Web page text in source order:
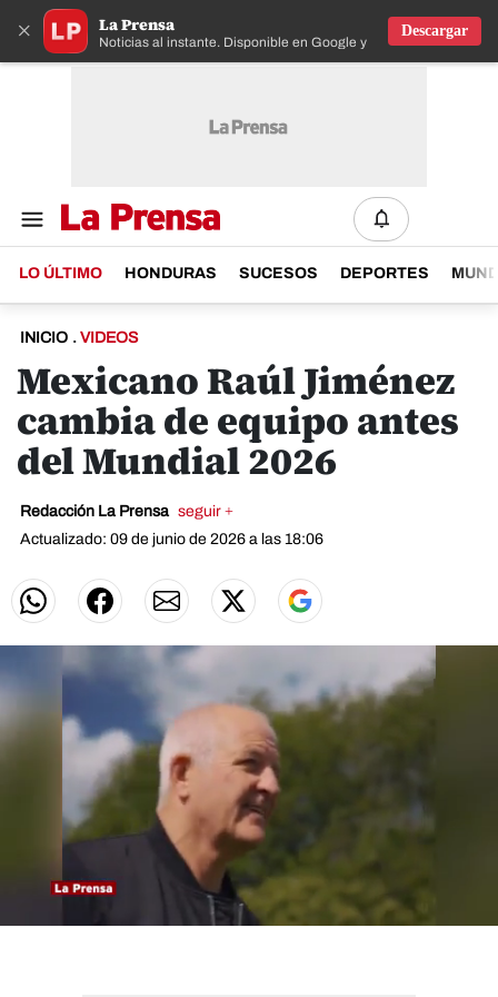
× La Prensa
Noticias al instante. Disponible en Google y IOS
Descargar
LO ÚLTIMO HONDURAS SUCESOS DEPORTES
INICIO . VIDEOS
Mexicano Raúl Jiménez
cambia de equipo antes
del Mundial 2026
Redacción La Prensa seguir +
Actualizado: 09 de junio de 2026 a las 18:06